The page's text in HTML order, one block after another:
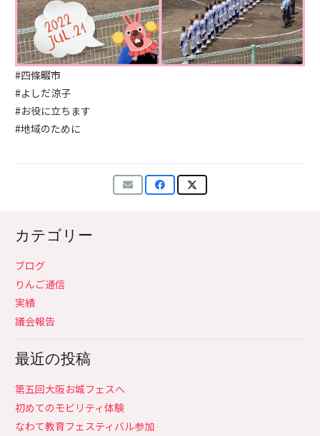
#四條畷市
#よしだ涼子
#お役に立ちます
#地域のために
カテゴリー
ブログ
りんご通信
実績
議会報告
最近の投稿
第五回大阪お城フェスへ
初めてのモビリティ体験
なわて教育フェスティバル参加